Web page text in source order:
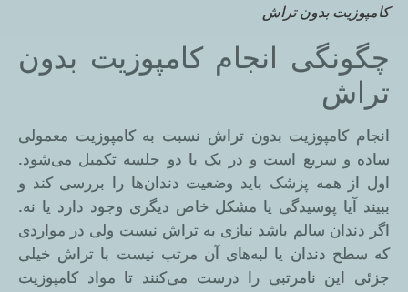
کامپوزیت بدون تراش
چگونگی انجام کامپوزیت بدون
تراش
انجام کامپوزیت بدون تراش نسبت به کامپوزیت معمولی
ساده و سریع است و در یک یا دو جلسه تکمیل می‌شود.
اول از همه پزشک باید وضعیت دندان‌ها را بررسی کند و
ببیند آیا پوسیدگی یا مشکل خاص دیگری وجود دارد یا نه.
اگر دندان سالم باشد نیازی به تراش نیست ولی در مواردی
که سطح دندان یا لبه‌های آن مرتب نیست با تراش خیلی
جزئی این نامرتبی را درست می‌کنند تا مواد کامپوزیت